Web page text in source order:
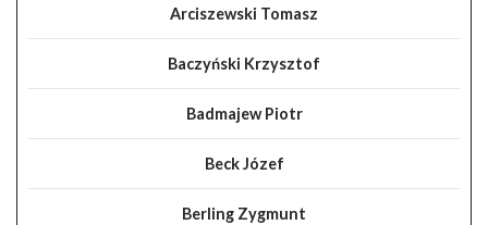
Arciszewski Tomasz
Baczyński Krzysztof
Badmajew Piotr
Beck Józef
Berling Zygmunt